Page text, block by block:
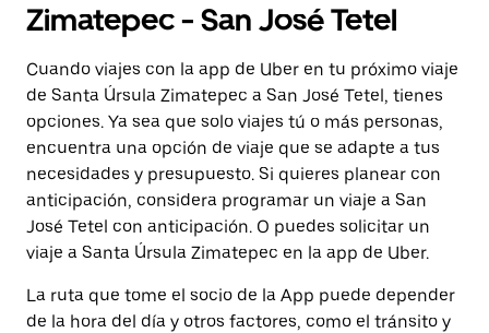
Zimatepec - San José Tetel
Cuando viajes con la app de Uber en tu próximo viaje
de Santa Úrsula Zimatepec a San José Tetel, tienes
opciones. Ya sea que solo viajes tú o más personas,
encuentra una opción de viaje que se adapte a tus
necesidades y presupuesto. Si quieres planear con
anticipación, considera programar un viaje a San
José Tetel con anticipación. O puedes solicitar un
viaje a Santa Úrsula Zimatepec en la app de Uber.
La ruta que tome el socio de la App puede depender
de la hora del día y otros factores, como el tránsito y